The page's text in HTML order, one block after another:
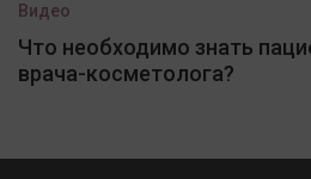
Видео
Что необходимо знать
врача-косметолога?